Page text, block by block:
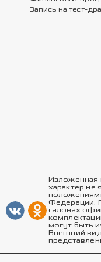
Запись на тест-
Изложенная
характер не
Федерации.
салонах
могут быть
Внешний вид